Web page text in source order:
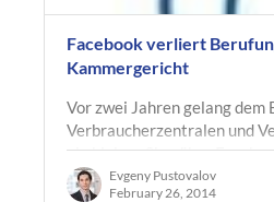
Facebook verliert
Kammergericht
Vor zwei Jahren gelang dem
Verbraucherzentralen und
ein kleiner Sieg über
Landgericht Berlin gleich
Evgeny Pustovalov
February 26, 2014